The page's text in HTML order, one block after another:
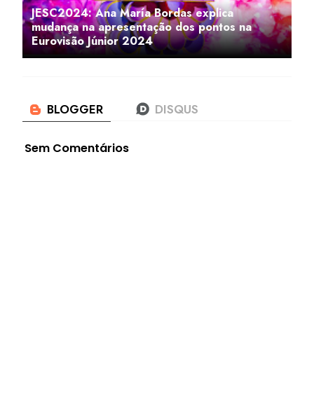
JESC2024: Ana María Bordas explica
mudança na apresentação dos pontos na
Eurovisão Júnior 2024
Sem Comentários